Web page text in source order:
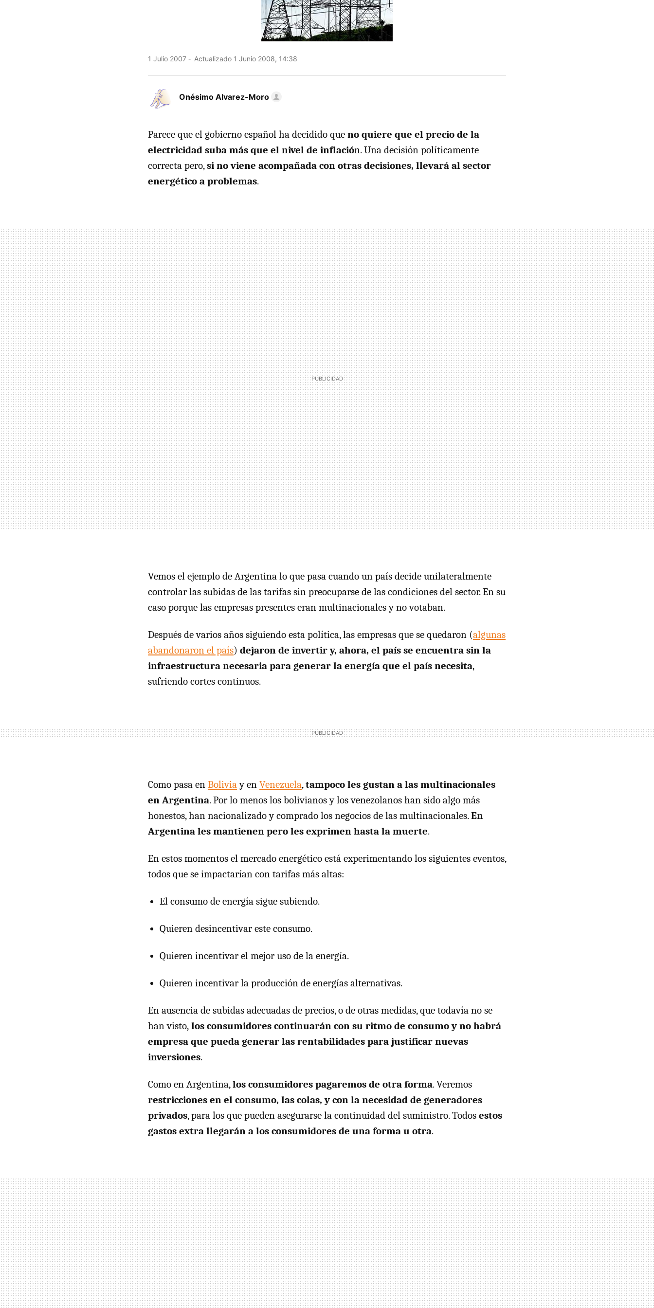
1 Julio 2007 Actualizado 1 Junio 2008, 14:38
Onésimo Alvarez-Moro
Parece que el gobierno español ha decidido que no quiere que el precio de la
electricidad suba más que el nivel de inflación. Una decisión políticamente
correcta pero,si no viene acompañada con otras decisiones, llevará al sector
energético a problemas.
Vemos el ejemplo de Argentina lo que pasa cuando un país decide unilateralmente
controlar las subidas de las tarifas sin preocuparse de las condiciones del sector. En su
caso porque las empresas presentes eran multinacionales y no votaban.
Después de varios años siguiendo esta política, las empresas que se quedaron (algunas
abandonaron el país) dejaron de invertir y, ahora, el país se encuentra sin la
infraestructura necesaria para generar la energía que el país necesita,
sufriendo cortes continuos.
Como pasa en Boliviay en Venezuela,tampoco les gustan a las multinacionales
en Argentina. Por lo menos los bolivianos y los venezolanos han sido algo más
honestos, han nacionalizado y comprado los negocios de las multinacionales.En
Argentina les mantienen pero les exprimen hasta la muerte.
En estos momentos el mercado energético está experimentando los siguientes eventos,
todos que se impactarían con tarifas más altas:
El consumo de energía sigue subiendo.
Quieren desincentivar este consumo.
Quieren incentivar el mejor uso de la energía.
Quieren incentivar la producción de energías alternativas.
En ausencia de subidas adecuadas de precios, o de otras medidas, que todavía no se
han visto, los consumidores continuarán con su ritmo de consumo y no habrá
empresa que pueda generar las rentabilidades para justificar nuevas
inversiones.
Como en Argentina,los consumidores pagaremos de otra forma. Veremos
restricciones en el consumo, las colas, y con la necesidad de generadores
privados, para los que pueden asegurarse la continuidad del suministro. Todos estos
gastos extra llegarán a los consumidores de una forma u otra.